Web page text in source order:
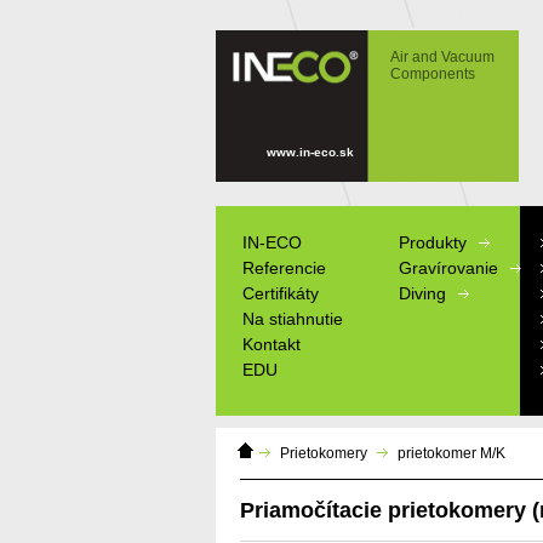
Priamočítacie prietokomery MK. Rotameter,
plavákový prietokomer.
Air and Vacuum
Components
www.in-eco.sk
Domáca
stránka
Prietokomery prietokomer M/K
Priamočítacie prietokomery
IN-ECO
Referencie
Certifikáty
Na stiahnutie
Kontakt
EDU
Produkty
Gravírovanie
Diving
Výrobné štítky
Informačné
Modely
Reklamné